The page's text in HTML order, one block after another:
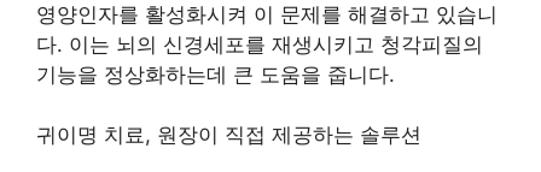
영양인자를 활성화시켜 이 문제를 해결하고 있습니
다. 이는 뇌의 신경세포를 재생시키고 청각피질의
기능을 정상화하는데 큰 도움을 줍니다.
귀이명 치료, 원장이 직접 제공하는 솔루션